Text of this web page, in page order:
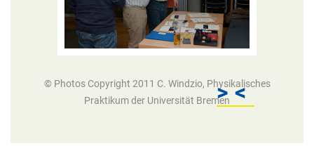
<
>
© Photos Copyright 2011 C. Windzio, Physikalisches
Praktikum der Universität Bremen